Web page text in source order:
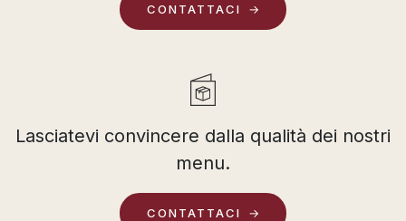
CONTATTACI
Lasciatevi convincere dalla qualità dei nostri
menu.
CONTATTACI